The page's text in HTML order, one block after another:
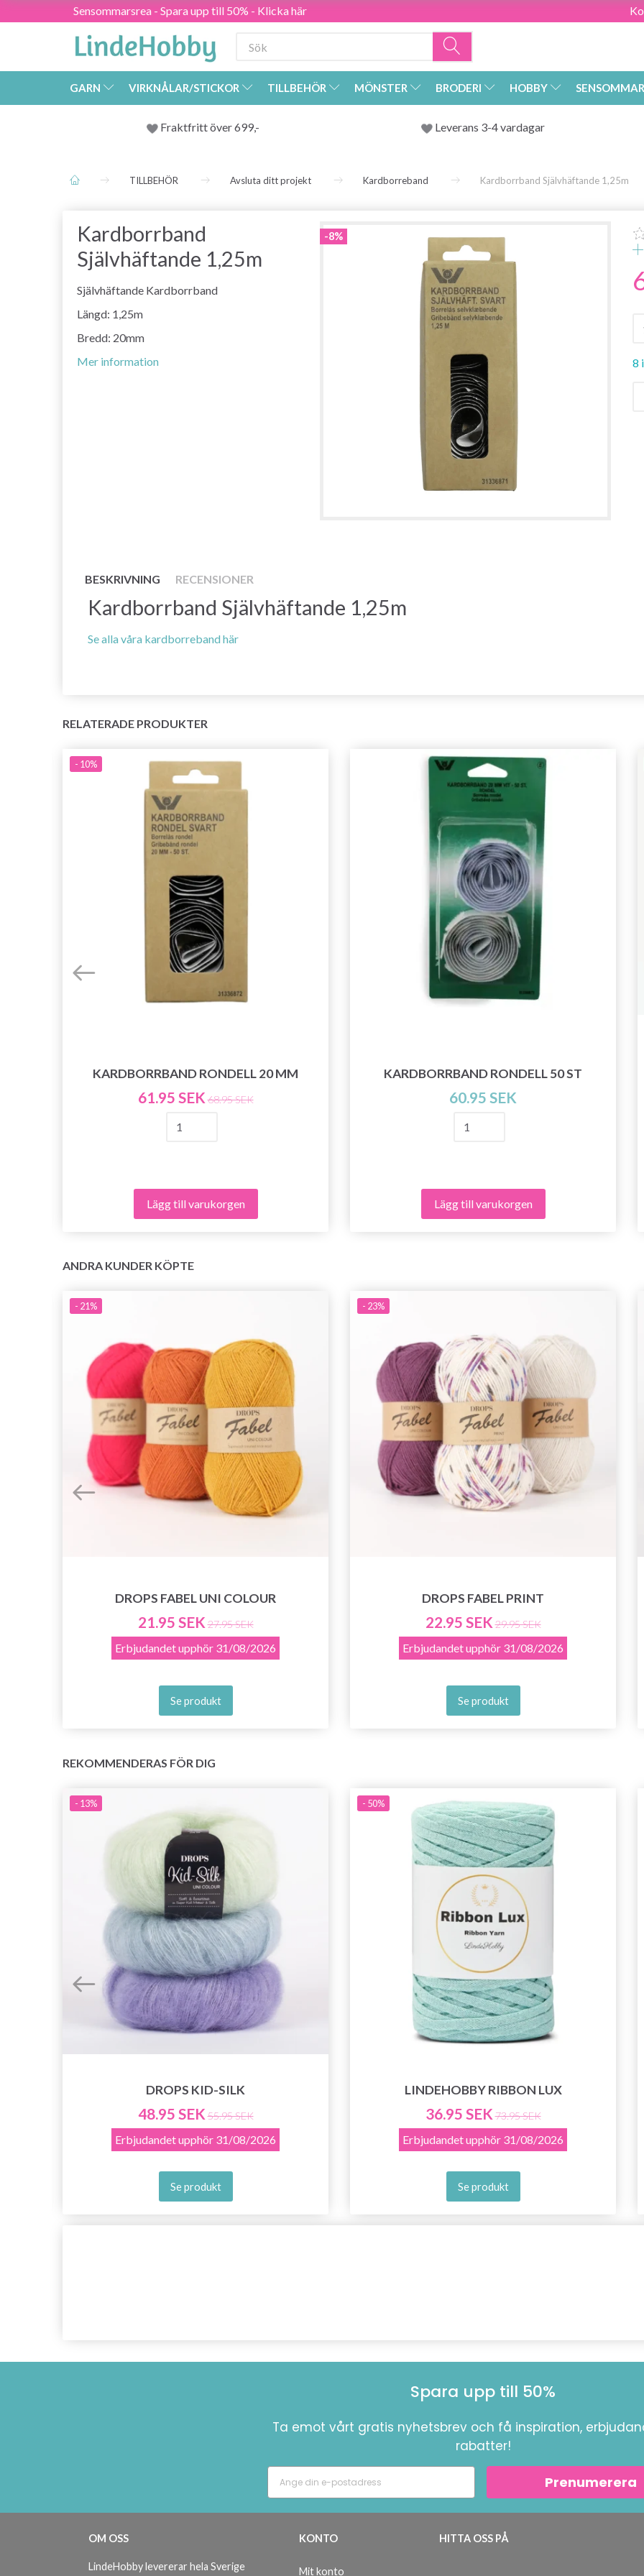
Sensommarsrea - Spara upp till 50% - Klicka här
GARN VIRKNÅLAR/STICKOR TILLBEHÖR MÖNSTER BRODERI HOBBY
Fraktfritt över 699,- Leverans 3-4 vardagar
TILLBEHÖR Avsluta ditt projekt Kardborreband Kardborrband Självhäftande 1,25m
Kardborrband
Självhäftande 1,25m
Självhäftande Kardborrband
Längd: 1,25m
Bredd: 20mm
Mer information
-8%
8
BESKRIVNING RECENSIONER
Kardborrband Självhäftande 1,25m
Se alla våra kardborreband här
RELATERADE PRODUKTER
- 10%
KARDBORRBAND RONDELL 20 MM
61.95 SEK 68.95 SEK
Lägg till varukorgen
KARDBORRBAND RONDELL 50 ST
60.95 SEK
Lägg till varukorgen
ANDRA KUNDER KÖPTE
- 21%
DROPS FABEL UNI COLOUR
21.95 SEK 27.95 SEK
Erbjudandet upphör 31/08/2026
Se produkt
- 23%
DROPS FABEL PRINT
22.95 SEK 29.95 SEK
Erbjudandet upphör 31/08/2026
Se produkt
REKOMMENDERAS FÖR DIG
- 13%
DROPS KID-SILK
48.95 SEK 55.95 SEK
Erbjudandet upphör 31/08/2026
Se produkt
- 50%
LINDEHOBBY RIBBON LUX
36.95 SEK 73.95 SEK
Erbjudandet upphör 31/08/2026
Se produkt
Spara upp till 50%
Ta emot vårt gratis nyhetsbrev och få inspiration,
rabatter!
Prenumerera
OM OSS
LindeHobby levererar hela Sverige
KONTO
Mit konto
HITTA OSS PÅ
Spara upp till 50%!
Bli en del av vår garn-gemenskap och få
exklusiv tillgång till inspirerande
stickmönster och specialerbjudanden!
Nej tack